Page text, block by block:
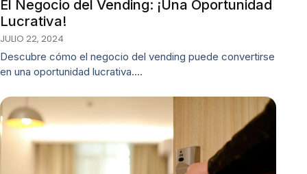
El Negocio del Vending: ¡Una Oportunidad
Lucrativa!
JULIO 22, 2024
Descubre cómo el negocio del vending puede convertirse
en una oportunidad lucrativa.…